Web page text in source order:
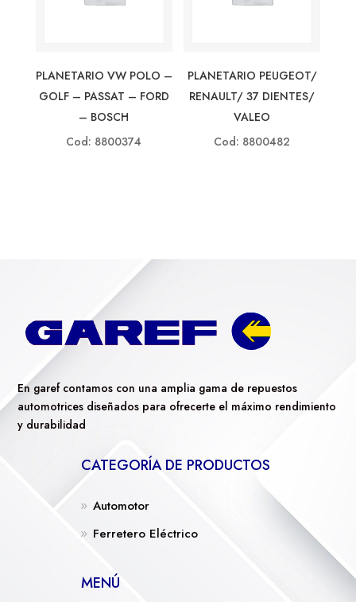
PLANETARIO VW POLO –
GOLF – PASSAT – FORD
– BOSCH
Cod: 8800374
PLANETARIO PEUGEOT/
RENAULT/ 37 DIENTES/
VALEO
Cod: 8800482
En garef contamos con una amplia gama de repuestos
automotrices diseñados para ofrecerte el máximo rendimiento
y durabilidad
CATEGORÍA DE PRODUCTOS
Automotor
Ferretero Eléctrico
MENÚ